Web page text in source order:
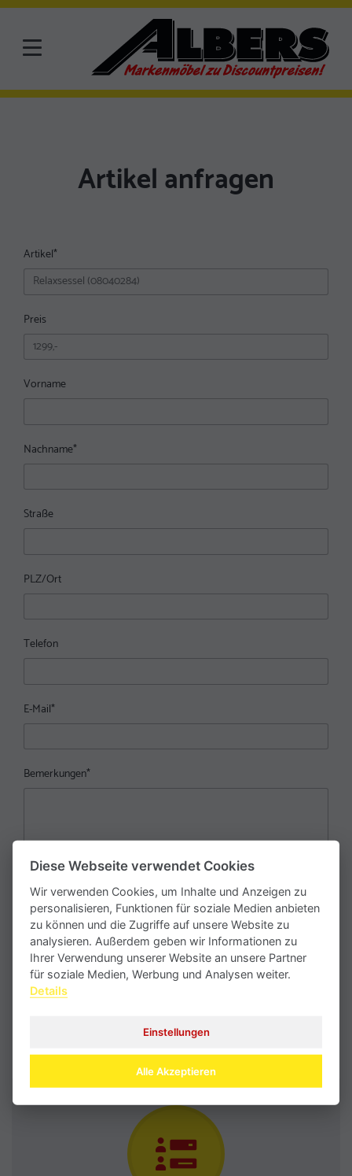
Artikel anfragen
Artikel*
Preis
Vorname
Nachname*
Straße
PLZ/Ort
Telefon
E-Mail*
Bemerkungen*
Mit dem Absenden erklären Sie sich mit der Verarbeitung Ihrer
personenbezogenen Daten gemäß unsererDatenschutzerklärung
einverstanden.
Diese Webseite verwendet Cookies
Wir verwenden Cookies, um Inhalte und Anzeigen zu
personalisieren, Funktionen für soziale Medien anbieten
zu können und die Zugriffe auf unsere Website zu
analysieren. Außerdem geben wir Informationen zu
Ihrer Verwendung unserer Website an unsere Partner
für soziale Medien, Werbung und Analysen weiter.
Details
Einstellungen
Alle Akzeptieren